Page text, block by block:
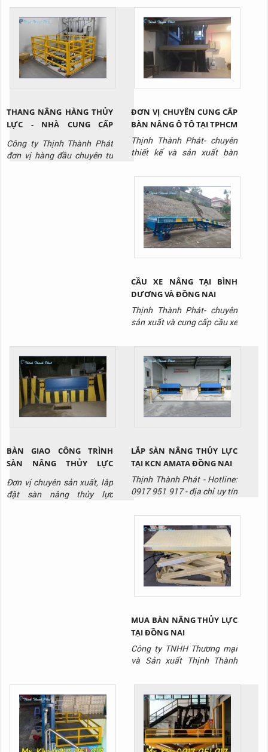
xưởng sản xuất. Liên hệ
Thịnh Thành Phát qua
Hotline: 0917 951 917 để
được tư vấn và báo giá sản
phẩm.
sạch, nhà máy sản xuất thực
phẩm, dược phẩm, điện tử,
siêu thị,..., giúp tối ưu hóa
vận hành và giảm chi phí
lâu dài. Liên hệ Thịnh Thành
Phát - Hotline: 0917 951
917 để được tư vấn và báo
gi...
THANG NÂNG HÀNG THỦY
LỰC - NHÀ CUNG CẤP
CHẤT LƯỢNG
Công ty Thịnh Thành Phát
đơn vị hàng đầu chuyên tư
ĐƠN VỊ CHUYÊN CUNG CẤP
BÀN NÂNG Ô TÔ TẠI TPHCM
Thịnh Thành Phát- chuyên
thiết kế và sản xuất bàn
giá tốt nhất thị trường, liên
hệ ngay Hotline: 0917 951
917 để được tư vấn và báo
giá.
CẦU XE NÂNG TẠI BÌNH
DƯƠNG VÀ ĐỒNG NAI
Thịnh Thành Phát- chuyên
sản xuất và cung cấp cầu xe
giá tốt nhất thị trường, liên
hệ ngay Hotline: 0917 951
917 để được tư vấn và báo
giá sản phẩm.
BÀN GIAO CÔNG TRÌNH
SÀN NÂNG THỦY LỰC
HYDRAULIC DOCK LEVELER
TẠI KCN BIÊN HÒA ĐỒNG
NAI
Đơn vị chuyên sản xuất, lắp
đặt sàn nâng thủy lực
LẮP SÀN NÂNG THỦY LỰC
TẠI KCN AMATA ĐỒNG NAI
Thịnh Thành Phát - Hotline:
0917 951 917 - địa chỉ uy tín
sàn nâng thủy lưc.
MUA BÀN NÂNG THỦY LỰC
TẠI ĐỒNG NAI
Công ty TNHH Thương mại
và Sản xuất Thịnh Thành
xuất dòng sản phẩm bàn
nâng thủy lực chất lượng
nhất trên thị trường hiện
nay.